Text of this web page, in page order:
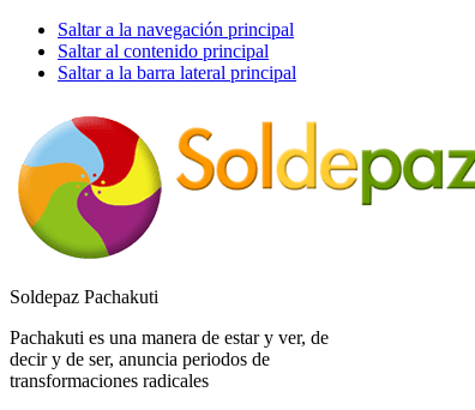
Saltar a la navegación principal
Saltar al contenido principal
Saltar a la barra lateral principal
Soldepaz Pachakuti
Pachakuti es una manera de estar y ver, de
decir y de ser, anuncia periodos de
transformaciones radicales